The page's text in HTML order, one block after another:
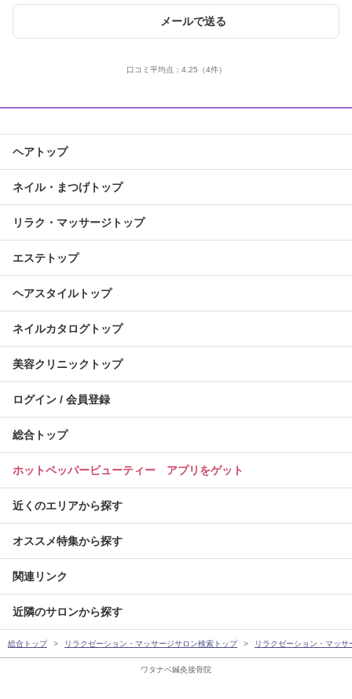
ワタナベ鍼灸接骨院
メールで送る
口コミ平均点： 4.25 （4件）
ヘアトップ
ネイル・まつげトップ
リラク・マッサージトップ
エステトップ
ヘアスタイルトップ
ネイルカタログトップ
美容クリニックトップ
ログイン / 会員登録
総合トップ
ホットペッパービューティー アプリをゲット
近くのエリアから探す
オススメ特集から探す
関連リンク
近隣のサロンから探す
総合トップ リラクゼーション・マッサージサロン検索トップ リラクゼーション・マッ